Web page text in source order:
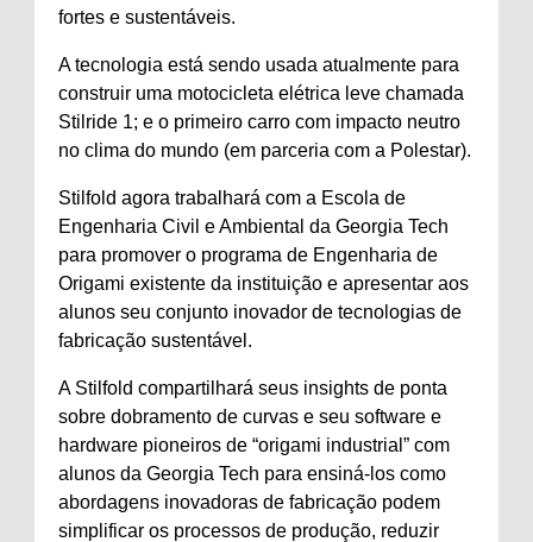
fortes e sustentáveis.
A tecnologia está sendo usada atualmente para
construir uma motocicleta elétrica leve chamada
Stilride 1; e o primeiro carro com impacto neutro
no clima do mundo (em parceria com a Polestar).
Stilfold agora trabalhará com a Escola de
Engenharia Civil e Ambiental da Georgia Tech
para promover o programa de Engenharia de
Origami existente da instituição e apresentar aos
alunos seu conjunto inovador de tecnologias de
fabricação sustentável.
A Stilfold compartilhará seus insights de ponta
sobre dobramento de curvas e seu software e
hardware pioneiros de “origami industrial” com
alunos da Georgia Tech para ensiná-los como
abordagens inovadoras de fabricação podem
simplificar os processos de produção, reduzir